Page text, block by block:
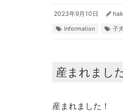
2023年9月10日
Information 子犬
産まれまし
産まれました！